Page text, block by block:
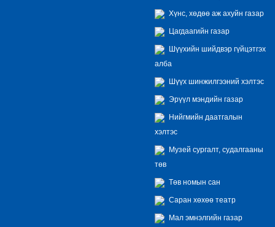
Хүнс, хөдөө аж ахуйн газар
Цагдаагийн газар
Шүүхийн шийдвэр гүйцэтгэх
алба
Шүүх шинжилгээний хэлтэс
Эрүүл мэндийн газар
Нийгмийн даатгалын
хэлтэс
Музей сургалт, судалгааны
төв
Төв номын сан
Саран хөхөө театр
Мал эмнэлгийн газар